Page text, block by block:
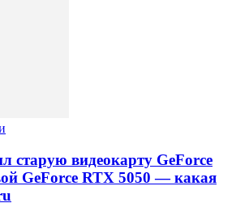
старую видеокарту GeForce
GeForce RTX 5050 — какая